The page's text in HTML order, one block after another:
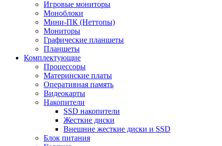
Игровые мониторы
Моноблоки
Мини-ПК (Неттопы)
Мониторы
Графические планшеты
Планшеты
Комплектующие
Процессоры
Материнские платы
Оперативная память
Видеокарты
Накопители
SSD накопители
Жесткие диски
Внешние жесткие диски и SSD
Блок питания